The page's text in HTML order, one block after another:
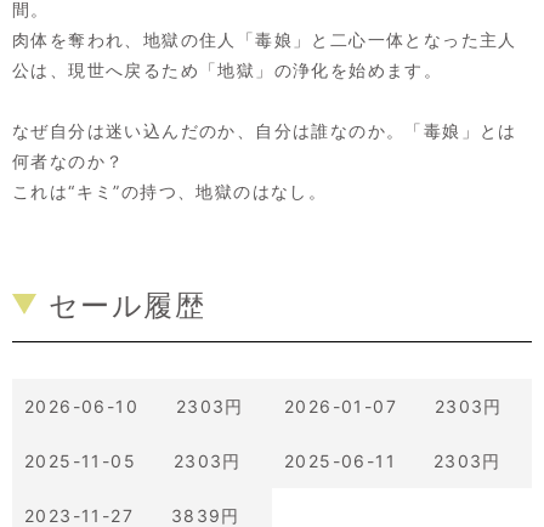
間。
肉体を奪われ、地獄の住人「毒娘」と二心一体となった主人
公は、現世へ戻るため「地獄」の浄化を始めます。
なぜ自分は迷い込んだのか、自分は誰なのか。「毒娘」とは
何者なのか？
これは“キミ”の持つ、地獄のはなし。
セール履歴
2026-06-10 2303円 2026-01-07 2303円
2025-11-05 2303円 2025-06-11 2303円
2023-11-27 3839円